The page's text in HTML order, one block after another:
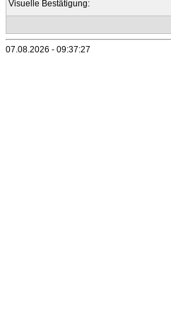
Visuelle Bestätigung:
07.08.2026 - 09:37:27